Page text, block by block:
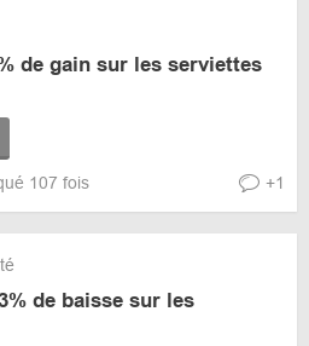
de gain sur les serviettes
107 fois +1
de baisse sur les